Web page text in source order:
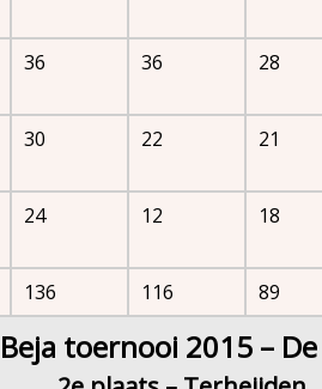
36 36 28
30 22 21
24 12 18
136 116 89
toernooi 2015 –